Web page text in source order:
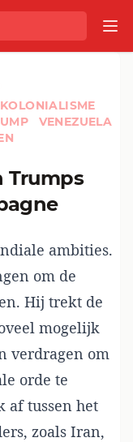
KOLONIALISME
VENEZUELA
ambities.
om de
Hij trekt de
mogelijk
verdragen om
orde te
af tussen het
zoals Iran,